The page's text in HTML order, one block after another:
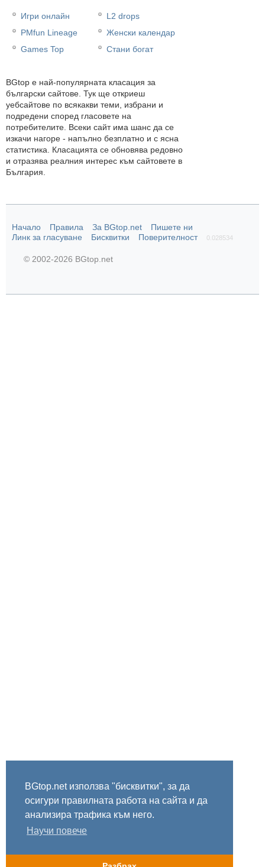
BGtop.net използва "бисквитки", за да
осигури правилната работа на сайта и да
анализира трафика към него.
Научи повече
Игри онлайн
PMfun Lineage
Games Top
L2 drops
Женски календар
Стани богат
BGtop e най-популярната класация за
български сайтове. Тук ще откриеш
уебсайтове по всякакви теми, избрани и
подредени според гласовете на
потребителите. Всеки сайт има шанс да се
изкачи нагоре - напълно безплатно и с ясна
статистика. Класацията се обновява редовно
и отразява реалния интерес към сайтовете в
България.
Начало Правила За BGtop.net
Пишете ни
Линк за гласуване
Бисквитки Поверителност 0.028534
© 2002-2026 BGtop.net